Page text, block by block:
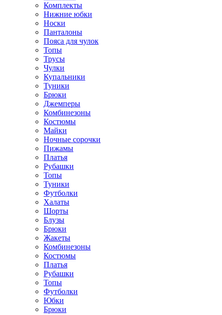
Комплекты
Нижние юбки
Носки
Панталоны
Поясa для чулок
Топы
Трусы
Чулки
Купальники
Туники
Брюки
Джемперы
Комбинезоны
Костюмы
Майки
Ночные сорочки
Пижамы
Платья
Рубашки
Топы
Туники
Футболки
Халаты
Шорты
Блузы
Брюки
Жакеты
Комбинезоны
Костюмы
Платья
Рубашки
Топы
Футболки
Юбки
Брюки